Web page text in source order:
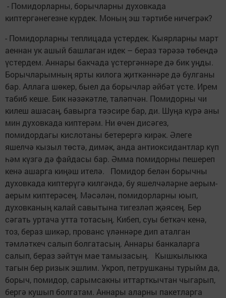
- Помидорларны, борычларны духовкада
киптергәнегезне күрдек. Моның эш тәртибе ничегрәк?
- Помидорларны теплицада үстердек. Кыярларны март
аеннан ук ашый башлаган идек – бераз тәрәзә төбендә
үстердем. Аннары бакчада үстергәннәре дә бик уңды.
Борычларымның ярты килога җиткәннәре дә булганы
бар. Аллага шөкер, быел да борычлар әйбәт үсте. Ирем
табиб кеше. Бик нәзәкәтле, таләпчән. Помидорны чи
килеш ашасаң, бавырга тәэсире бар, ди. Шуңа күрә аны
мин духовкада киптерәм. Ни өчен дисәгез,
помидордагы кислотаны бетерергә кирәк. Әлеге
яшелчә кызыл төстә, димәк, анда антиоксидантлар күп
һәм күзгә дә файдасы бар. Әмма помидорны пешереп
кенә ашарга киңәш ителә. Помидор белән борычны
духовкада киптерүгә килгәндә, бу яшелчәләрне аерым-
аерым киптерәсең. Мәсәлән, помидорларны юып,
духовканың калай савытына тигезләп җәясең. Бер
сәгать уртача утта тотасың. Кибеп, суы беткәч кенә,
тоз, бераз шикәр, прованс үләннәре дип аталган
тәмләткеч салып болгатасың. Аннары банкаларга
салып, бераз зәйтүн мае тамызасың. Кышкылыкка
тагын бер ризык эшлим. Укроп, петрушканы турыйм да,
борыч, помидор, сарымсакны иттарткычтан чыгарып,
бергә кушып болгатам. Аннары аларны пакетларга